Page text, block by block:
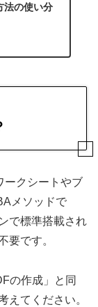
の使い分
ークシートやブ
メソッドで
で標準搭載され
要です。
の作成」と同
えてください。